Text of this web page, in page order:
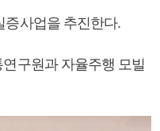
증사업을 추진한다.
구원과 자율주행 모빌